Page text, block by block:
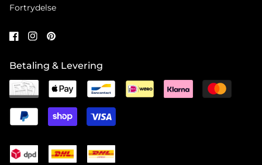
Fortrydelse
Betaling & Levering